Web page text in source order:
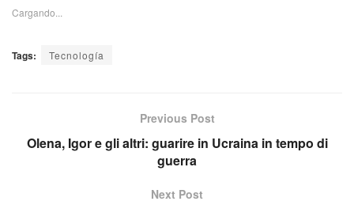
Cargando...
Tags: Tecnología
Previous Post
Olena, Igor e gli altri: guarire in Ucraina in tempo di
guerra
Next Post